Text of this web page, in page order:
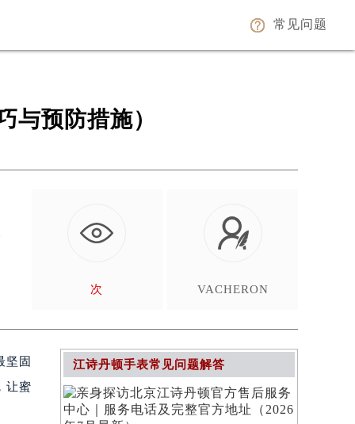
常见问题
与预防措施）
次 VACHERON
坚固
让蜜
江诗丹顿手表常见问题解答